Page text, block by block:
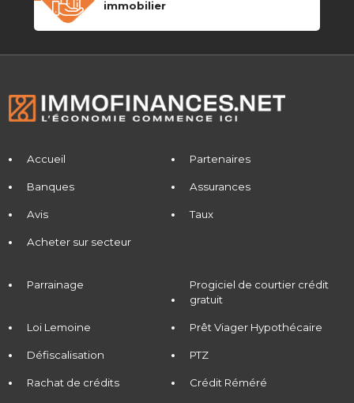
immobilier
Accueil Partenaires
Banques Assurances
Avis Taux
Acheter sur secteur
Parrainage
Progiciel de courtier crédit
gratuit
Loi Lemoine Prêt Viager Hypothécaire
Défiscalisation PTZ
Rachat de crédits Crédit Réméré